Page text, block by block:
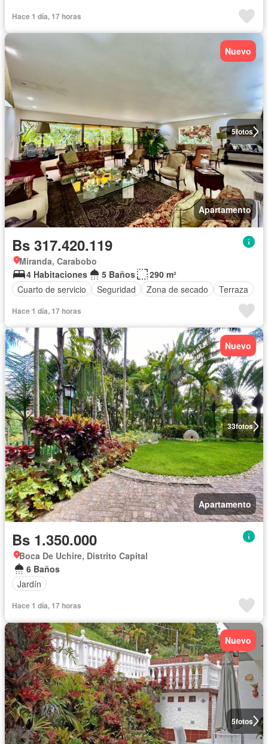
Hace 1 día, 17 horas
5fotos
Nuevo
Apartamento
Bs 317.420.119
Miranda, Carabobo
4 Habitaciones
5 Baños
290 m²
Cuarto de servicio
Seguridad Zona de secado Terraza
Hace 1 día, 17 horas
33fotos
Nuevo
Apartamento
Bs 1.350.000
Boca De Uchire, Distrito Capital
6 Baños
Jardín
Hace 1 día, 17 horas
5fotos
Nuevo